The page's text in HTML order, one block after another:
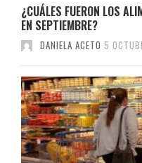
¿CUÁLES FUERON LOS
EN SEPTIEMBRE?
DANIELA ACETO 5